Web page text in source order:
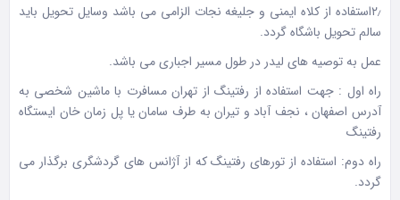
۲٫استفاده از کلاه ایمنی و جلیغه نجات الزامی می باشد وسایل تحویل باید
سالم تحویل باشگاه گردد.
عمل به توصیه های لیدر در طول مسیر اجباری می باشد.
راه اول : جهت استفاده از رفتینگ از تهران مسافرت با ماشین شخصی به
آدرس اصفهان ، نجف آباد و تیران به طرف سامان یا پل زمان خان ایستگاه
رفتینگ
راه دوم: استفاده از تورهای رفتینگ که از آژانس های گردشگری برگذار می
گردد.